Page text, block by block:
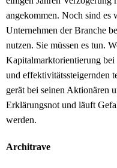
angekommen. Noch sind es
Unternehmen der Branche
nutzen. Sie müssen es tun.
Kapitalmarktorientierung
und effektivitätssteigernden
gerät bei seinen Aktionären
Erklärungsnot und läuft
werden.
Architrave